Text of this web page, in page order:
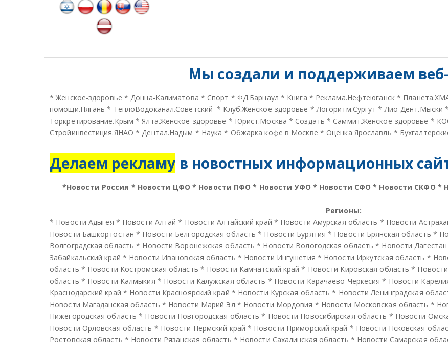
Мы создали и поддерживаем
*Женское-здоровье *Донна-Калиматова * Спорт * ФД.Барнаул * Книга * Реклама.Нефтеюганск*
помощи.Нягань * ТеплоВодоканал.Советский * Клуб.Женское-здоровье *Логоритм.Сургут *Лио-Дент.Мыски *
Торкретирование.Крым *Ялта.Женское-здоровье * Юрист.Москва * Создать * Саммит.Женское-здоровье *
Стройинвестиция.ЯНАО *Дентал.Надым * Наука * Обжарка кофе в Москве * Оценка Ярославль *
Делаем рекламу в новостных информационных
*Новости Россия * Новости ЦФО * Новости ПФО * Новости УФО * Новости СФО * Новости СКФО *
Регионы:
* Новости Адыгея * Новости Алтай * Новости Алтайский край * Новости Амурская область * Новости
Новости Башкортостан * Новости Белгородская область * Новости Бурятия * Новости Брянская область *
Волгоградская область * Новости Воронежская область * Новости Вологодская область * Новости Дагестан
Забайкальский край * Новости Ивановская область * Новости Ингушетия * Новости Иркутская область *
область * Новости Костромская область * Новости Камчатский край * Новости Кировская область *
область * Новости Калмыкия * Новости Калужская область * Новости Карачаево-Черкесия * Новости
Краснодарский край * Новости Красноярский край * Новости Курская область * Новости Ленинградская
Новости Магаданская область * Новости Марий Эл * Новости Мордовия * Новости Московская область *
Нижегородская область * Новости Новгородская область * Новости Новосибирская область * Новости
Новости Орловская область * Новости Пермский край * Новости Приморский край * Новости Псковская
Ростовская область * Новости Рязанская область * Новости Сахалинская область * Новости Самарская